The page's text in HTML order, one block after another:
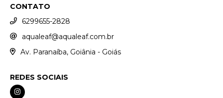
CONTATO
6299655-2828
aqualeaf@aqualeaf.com.br
Av. Paranaíba, Goiânia - Goiás
REDES SOCIAIS